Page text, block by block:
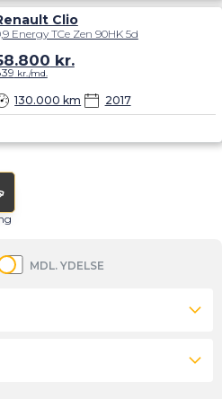
Clio
Energy TCe Zen 90HK 5d
130.000 km 2017
kr.
kr./md.
MDL. YDELSE